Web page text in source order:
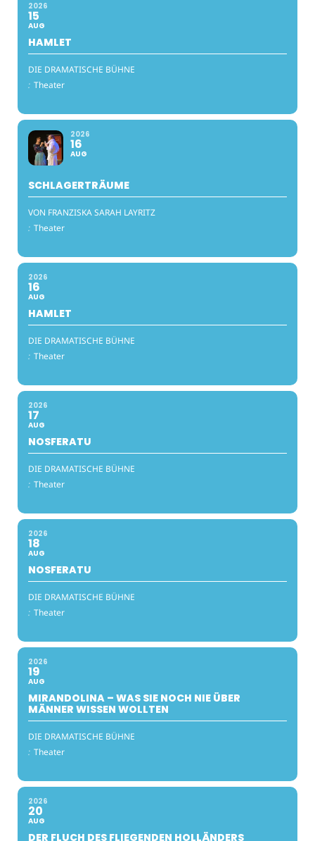
2026
15
AUG
HAMLET
DIE DRAMATISCHE BÜHNE
: Theater
2026
16
AUG
SCHLAGERTRÄUME
VON FRANZISKA SARAH LAYRITZ
: Theater
2026
16
AUG
HAMLET
DIE DRAMATISCHE BÜHNE
: Theater
2026
17
AUG
NOSFERATU
DIE DRAMATISCHE BÜHNE
: Theater
2026
18
AUG
NOSFERATU
DIE DRAMATISCHE BÜHNE
: Theater
2026
19
AUG
MIRANDOLINA – WAS SIE NOCH NIE ÜBER
MÄNNER WISSEN WOLLTEN
DIE DRAMATISCHE BÜHNE
: Theater
2026
20
AUG
DER FLUCH DES FLIEGENDEN HOLLÄNDERS